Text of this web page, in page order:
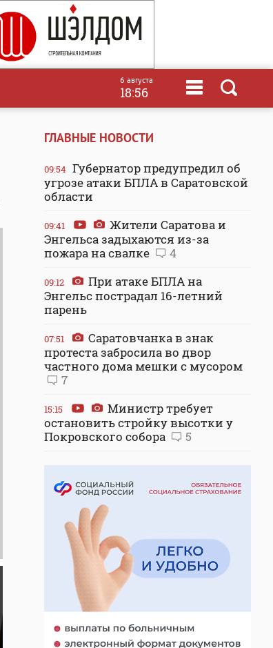
6 августа
18:56
ГЛАВНЫЕ НОВОСТИ
09:54 Губернатор предупредил об
угрозе атаки БПЛА в Саратовской
области
09:41
Жители Саратова и
Энгельса задыхаются из-за
пожара на свалке
4
09:12
При атаке БПЛА на
Энгельс пострадал 16-летний
парень
07:51
Саратовчанка в знак
протеста забросила во двор
частного дома мешки с мусором
7
15:15
Министр требует
остановить стройку высотки у
Покровского собора
5